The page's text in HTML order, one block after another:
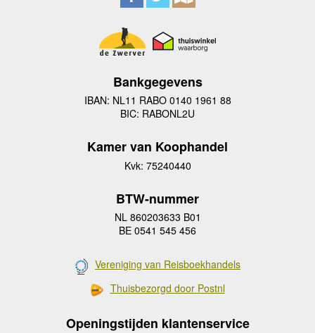
Bankgegevens
IBAN: NL11 RABO 0140 1961 88
BIC: RABONL2U
Kamer van Koophandel
Kvk: 75240440
BTW-nummer
NL 860203633 B01
BE 0541 545 456
Vereniging van Reisboekhandels
Thuisbezorgd door Postnl
Openingstijden klantenservice